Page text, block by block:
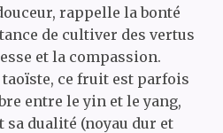
rappelle la bonté
de cultiver des vertus
et la compassion.
ce fruit est parfois
entre le yin et le yang,
sa dualité (noyau dur et